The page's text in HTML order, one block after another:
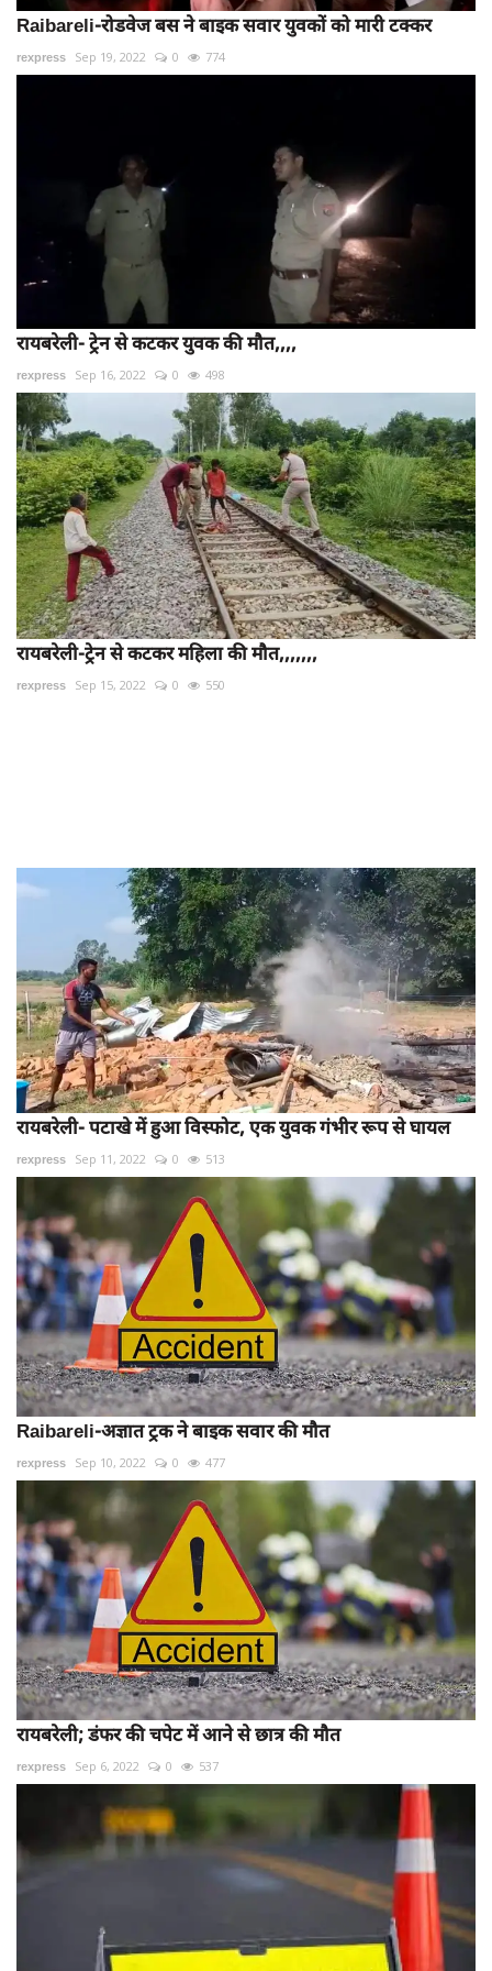
Raibareli-रोडवेज बस ने बाइक सवार युवकों को मारी टक्कर
rexpress Sep 19, 2022 0 774
रायबरेली- ट्रेन से कटकर युवक की मौत,,,,
rexpress Sep 16, 2022 0 498
रायबरेली-ट्रेन से कटकर महिला की मौत,,,,,,,
rexpress Sep 15, 2022 0 550
रायबरेली- पटाखे में हुआ विस्फोट, एक युवक गंभीर रूप से घायल
rexpress Sep 11, 2022 0 513
Raibareli-अज्ञात ट्रक ने बाइक सवार की मौत
rexpress Sep 10, 2022 0 477
रायबरेली; डंफर की चपेट में आने से छात्र की मौत
rexpress Sep 6, 2022 0 537